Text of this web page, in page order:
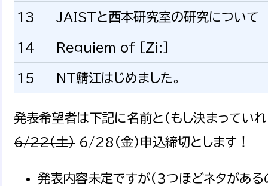
13 JAISTと西本研究室の研究について
14 Requiem of [Zi:]
15 NT鯖江はじめました。
発表希望者は下記に名前と(もし決まってい
6/22(土) 6/28(金)申込締切とします！
発表内容未定ですが(3つほどネタがあ